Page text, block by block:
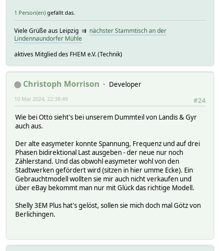
1 Person(en) gefällt das.
Viele Grüße aus Leipzig ⇉ nächster Stammtisch an der
Lindennaundorfer Mühle
aktives Mitglied des FHEM e.V. (Technik)
Christoph Morrison
Developer
#24
10 Mai 2024, 22:38:49
Wie bei Otto sieht's bei unserem Dummteil von Landis & Gyr
auch aus.
Der alte easymeter konnte Spannung, Frequenz und auf drei
Phasen bidirektional Last ausgeben - der neue nur noch
Zählerstand. Und das obwohl easymeter wohl von den
Stadtwerken gefördert wird (sitzen in hier umme Ecke). Ein
Gebrauchtmodell wollten sie mir auch nicht verkaufen und
über eBay bekommt man nur mit Glück das richtige Modell.
Shelly 3EM Plus hat's gelöst, sollen sie mich doch mal Götz von
Berlichingen.